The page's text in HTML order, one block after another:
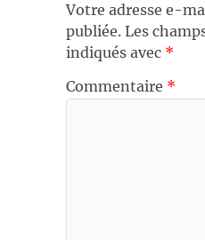
Votre adresse e-
publiée. Les
indiqués avec *
Commentaire *